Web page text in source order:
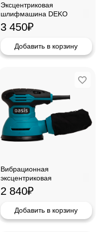
Эксцентриковая
шлифмашина DEKO
DKG400-125
3 450₽
Добавить в корзину
Вибрационная
эксцентриковая
шлифмащина Oasis GX-30
2 840₽
Добавить в корзину